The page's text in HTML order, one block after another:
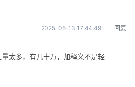
2025-05-13 17:44:49 回复
太多，有几十万，加释义不是轻